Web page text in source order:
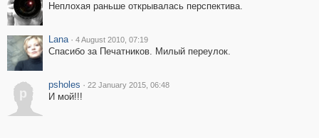
Неплохая раньше открывалась перспектива.
Lana · 4 August 2010, 07:19
Спасибо за Печатников. Милый переулок.
p
psholes · 22 January 2015, 06:48
И мой!!!